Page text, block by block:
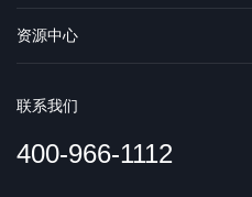
资源中心
联系我们
400-966-1112